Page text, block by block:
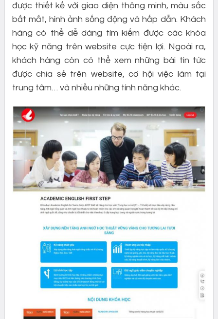
được thiết kế với giao diện thông minh, màu sắc
bắt mắt, hình ảnh sống động và hấp dẫn. Khách
hàng có thể dễ dàng tìm kiếm được các khóa
học kỹ năng trên website cực tiện lợi. Ngoài ra,
khách hàng còn có thể xem những bài tin tức
được chia sẻ trên website, cơ hội việc làm tại
trung tâm… và nhiều những tính năng khác.